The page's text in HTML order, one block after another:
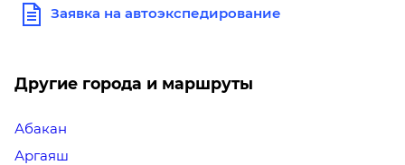
Заявка на автоэкспедирование
Другие города и маршруты
Абакан
Аргаяш